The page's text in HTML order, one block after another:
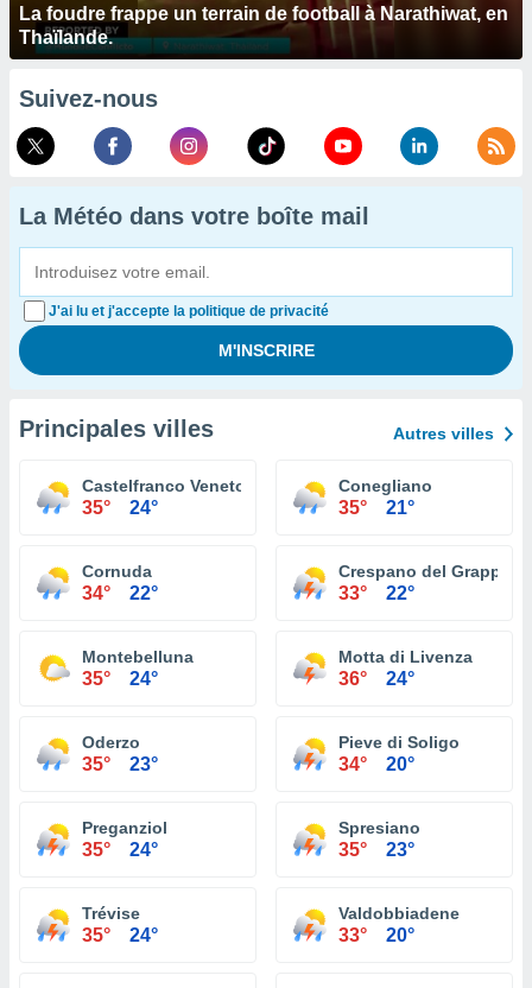
La foudre frappe un terrain de football à Narathiwat, en
Thaïlande.
Suivez-nous
La Météo dans votre boîte mail
J'ai lu et j'accepte la politique de privacité
Principales villes Autres villes
Castelfranco Veneto
35° 24°
Conegliano
35° 21°
Cornuda
34° 22°
Crespano del Grappa
33° 22°
Montebelluna
35° 24°
Motta di Livenza
36° 24°
Oderzo
35° 23°
Pieve di Soligo
34° 20°
Preganziol
35° 24°
Spresiano
35° 23°
Trévise
35° 24°
Valdobbiadene
33° 20°